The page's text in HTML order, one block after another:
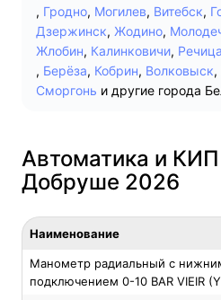
, Гродно, Могилев, Витебск,
Дзержинск, Жодино,
Жлобин, Калинковичи, Речица
, Берёза, Кобрин, Волковыск,
Сморгонь и другие города
Автоматика и
Добруше 2026
Наименование
Манометр радиальный с
подключением 0-10 BAR VIEIR